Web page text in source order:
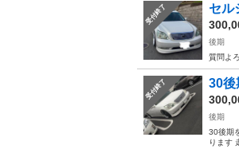
受付終了 セル
後期
質問よ
受付終了 30後
後期
30後期
ります